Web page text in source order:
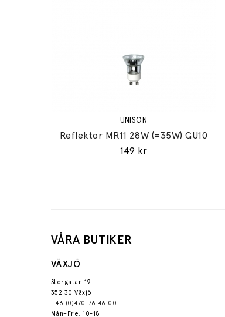
UNISON
Reflektor MR11 28W (=35W) GU10
149 kr
VÅRA BUTIKER
VÄXJÖ
Storgatan 19
352 30 Växjö
+46 (0)470-76 46 00
Mån–Fre: 10-18